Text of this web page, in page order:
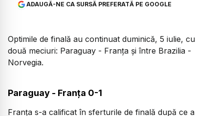
ADAUGĂ-NE CA SURSĂ PREFERATĂ PE GOOGLE
Optimile de finală au continuat duminică, 5 iulie, cu
două meciuri: Paraguay - Franța și între Brazilia -
Norvegia.
Paraguay - Franța 0-1
Franța s-a calificat în sferturile de finală după ce a